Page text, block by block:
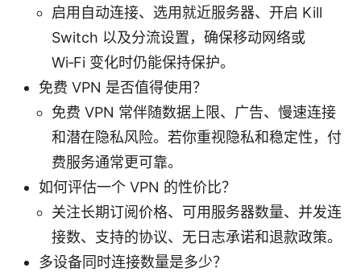
启用自动连接、选用就近服务器、开启 Kill
Switch 以及分流设置，确保移动网络或
Wi‑Fi 变化时仍能保持保护。
免费 VPN 是否值得使用？
免费 VPN 常伴随数据上限、广告、慢速连接
和潜在隐私风险。若你重视隐私和稳定性，付
费服务通常更可靠。
如何评估一个 VPN 的性价比？
关注长期订阅价格、可用服务器数量、并发连
接数、支持的协议、无日志承诺和退款政策。
多设备同时连接数量是多少？